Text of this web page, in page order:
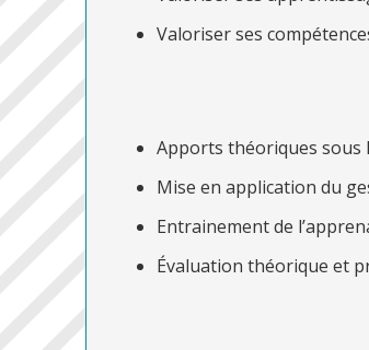
Valoriser ses
Apports théoriques sous
Mise en application du
Entrainement de
Évaluation théorique et